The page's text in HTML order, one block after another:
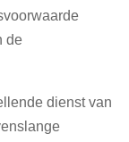
de
dienst van